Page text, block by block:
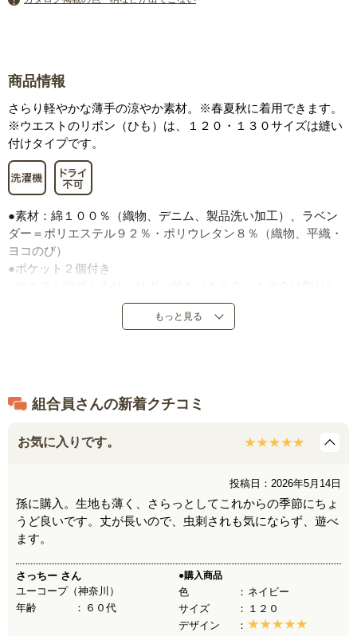
商品情報
さらり軽やかな薄手の涼やか素材。※春夏秋に着用できます。
※ウエストのリボン（ひも）は、１２０・１３０サイズは縫い
付けタイプです。
●素材：綿１００％（織物、デニム、製品洗い加工）、ラベン
ダー＝ポリエステル９２％・ポリウレタン８％（織物、平織・
ヨコのび）
●ポケット２個付き
●中国製またはバングラデシュ製
※製品洗い加工のため、商品により仕上がり寸法・色の出方が
もっと見る
組合員さんの新着クチコミ
お気に入りです。
投稿日：2026年5月14日
孫に購入。生地も薄く、さらっとしてこれからの季節にちょ
うど良いです。丈が長いので、虫刺されも気にならず、遊べ
ます。
さっちー さん
ユーコープ（神奈川）
年齢
６０代
●購入商品
色
ネイビー
サイズ
１２０
デザイン